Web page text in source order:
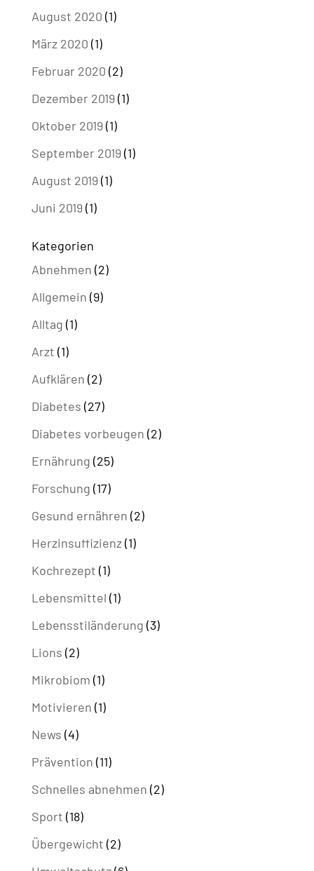
August 2020 (1)
März 2020 (1)
Februar 2020 (2)
Dezember 2019(1)
Oktober 2019(1)
September 2019(1)
August 2019(1)
Juni 2019(1)
Kategorien
Abnehmen (2)
Allgemein (9)
Alltag (1)
Arzt (1)
Aufklären (2)
Diabetes (27)
Diabetes vorbeugen (2)
Ernährung (25)
Forschung (17)
Gesund ernähren (2)
Herzinsuffizienz(1)
Kochrezept (1)
Lebensmittel (1)
Lebensstiländerung (3)
Lions (2)
Mikrobiom (1)
Motivieren (1)
News (4)
Prävention (11)
Schnelles abnehmen (2)
Sport (18)
Übergewicht (2)